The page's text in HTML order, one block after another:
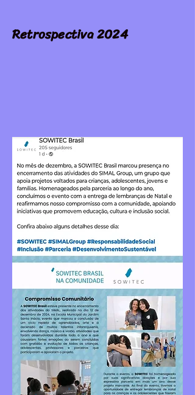
Retrospectiva 2024